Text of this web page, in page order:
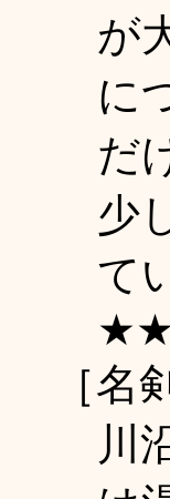
が
に
だ
少
て
［名
川